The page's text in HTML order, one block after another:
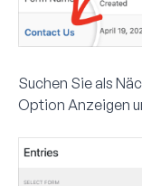
Suchen Sie als
Option Anzeigen